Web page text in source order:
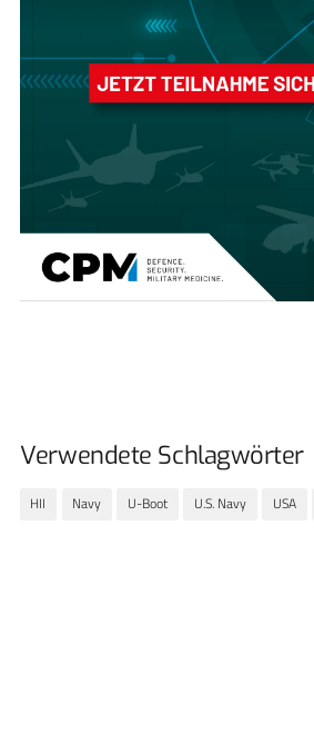
Verwendete Schlagwörter
HII Navy U-Boot U.S. Navy USA